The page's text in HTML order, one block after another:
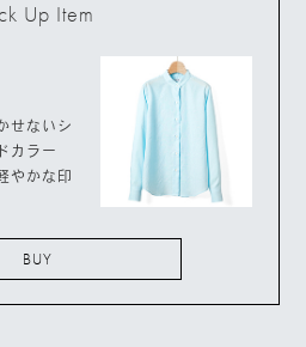
Up Item
せないシ
カラー
やかな印
BUY